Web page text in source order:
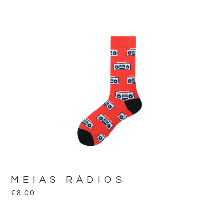
MEIAS RÁDIOS
€8.00